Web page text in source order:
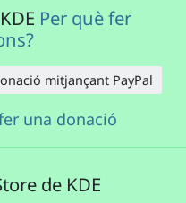
Per què fer
mitjançant PayPal
una donació
de KDE